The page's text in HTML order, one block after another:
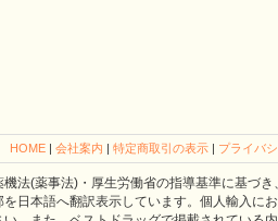
HOME | 会社案内 | 特定商取引の表示 | プライバ
法(薬事法)・厚生労働省の指導基準に基づ
日本語へ翻訳表示しています。個人輸入に